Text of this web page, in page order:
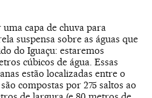
capa de chuva para
suspensa sobre as águas que
do Iguaçu: estaremos
cúbicos de água. Essas
estão localizadas entre o
compostas por 275 saltos ao